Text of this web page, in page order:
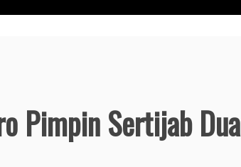
Pimpin Sertijab Dua